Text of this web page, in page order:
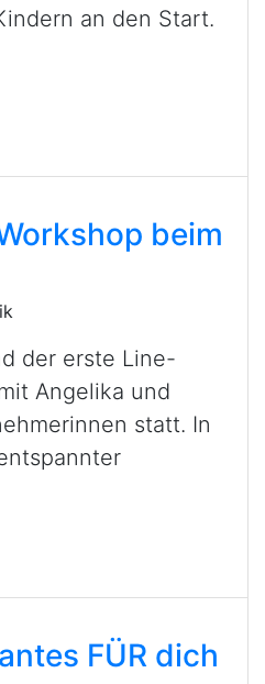
an den Start.
beim
der erste Line-
Angelika und
statt. In
FÜR dich